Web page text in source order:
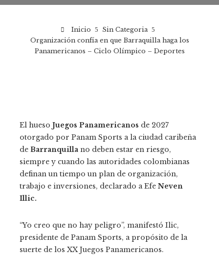
Inicio
Sin Categoria
Organización confía en que Barraquilla haga los
Panamericanos – Ciclo Olímpico – Deportes
El hueso Juegos Panamericanos de 2027
otorgado por Panam Sports a la ciudad caribeña
de Barranquilla no deben estar en riesgo,
siempre y cuando las autoridades colombianas
definan un tiempo un plan de organización,
trabajo e inversiones, declarado a Efe Neven
Illic.
“Yo creo que no hay peligro”, manifestó Ilic,
presidente de Panam Sports, a propósito de la
suerte de los XX Juegos Panamericanos.